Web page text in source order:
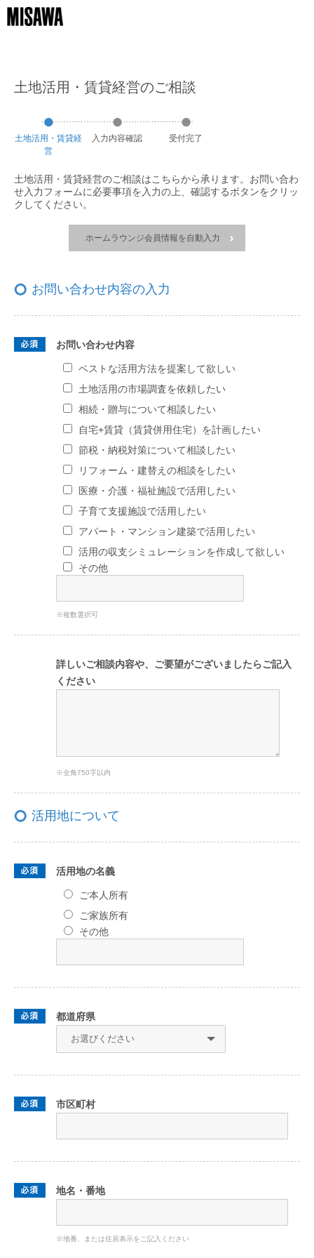
土地活用・賃貸経営のご相談
土地活用・賃貸経
営
入力内容確認 受付完了
土地活用・賃貸経営のご相談はこちらから承ります。 お問い合わ
せ入力フォームに必要事項を入力の上、 確認するボタンをクリッ
クしてください。
ホームラウンジ会員情報を自動入力
お問い合わせ内容の入力
お問い合わせ内容
ベストな活用方法を提案して欲しい
土地活用の市場調査を依頼したい
相続・贈与について相談したい
自宅+賃貸（賃貸併用住宅）を計画したい
節税・納税対策について相談したい
リフォーム・建替えの相談をしたい
医療・介護・福祉施設で活用したい
子育て支援施設で活用したい
アパート・マンション建築で活用したい
活用の収支シミュレーションを作成して欲しい
その他
※複数選択可
詳しいご相談内容や、ご要望がございましたらご記入
ください
※全角750字以内
活用地について
活用地の名義
ご本人所有
ご家族所有
その他
都道府県
市区町村
地名・番地
※地番、または住居表示をご記入ください